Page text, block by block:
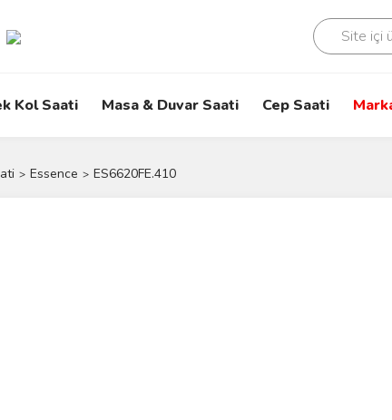
Kol Saati Masa & Duvar Saati Cep Saati
Essence ES6620FE.410